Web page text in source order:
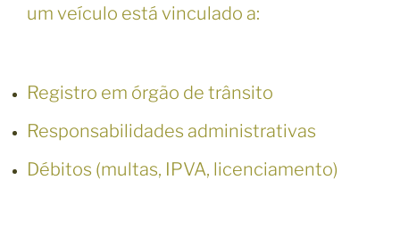
um veículo está vinculado a:
Registro em órgão de trânsito
Responsabilidades administrativas
Débitos (multas, IPVA, licenciamento)